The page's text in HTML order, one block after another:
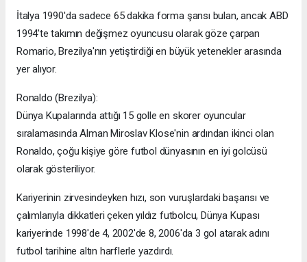
İtalya 1990'da sadece 65 dakika forma şansı bulan, ancak ABD
1994'te takımın değişmez oyuncusu olarak göze çarpan
Romario, Brezilya'nın yetiştirdiği en büyük yetenekler arasında
yer alıyor.
Ronaldo (Brezilya):
Dünya Kupalarında attığı 15 golle en skorer oyuncular
sıralamasında Alman Miroslav Klose'nin ardından ikinci olan
Ronaldo, çoğu kişiye göre futbol dünyasının en iyi golcüsü
olarak gösteriliyor.
Kariyerinin zirvesindeyken hızı, son vuruşlardaki başarısı ve
çalımlarıyla dikkatleri çeken yıldız futbolcu, Dünya Kupası
kariyerinde 1998'de 4, 2002'de 8, 2006'da 3 gol atarak adını
futbol tarihine altın harflerle yazdırdı.